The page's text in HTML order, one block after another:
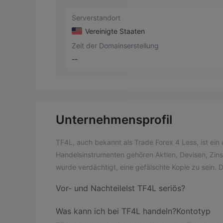
Serverstandort
Vereinigte Staaten
Zeit der Domainserstellung
--
Unternehmensprofil
TF4L, auch bekannt als Trade Forex 4 Less, ist
Handelsinstrumenten gehören Aktien, Devisen,
wurde verdächtigt, eine gefälschte Kopie zu sein.
Vor- und NachteileIst TF4L seriös?
Was kann ich bei TF4L handeln?Kontotyp